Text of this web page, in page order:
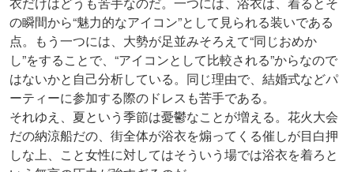
の瞬間から“魅力的なアイコン”として見られる装いである
点。もう一つには、大勢が足並みそろえて“同じおめか
し”をすることで、“アイコンとして比較される”からなので
はないかと自己分析している。同じ理由で、結婚式などパ
ーティーに参加する際のドレスも苦手である。
それゆえ、夏という季節は憂鬱なことが増える。花火大会
だの納涼船だの、街全体が浴衣を煽ってくる催しが目白押
しな上、こと女性に対してはそういう場では浴衣を着ろと